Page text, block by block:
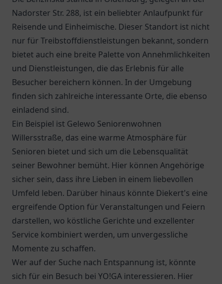
Nadorster Str. 288, ist ein beliebter Anlaufpunkt für
Reisende und Einheimische. Dieser Standort ist nicht
nur für Treibstoffdienstleistungen bekannt, sondern
bietet auch eine breite Palette von Annehmlichkeiten
und Dienstleistungen, die das Erlebnis für alle
Besucher bereichern können. In der Umgebung
finden sich zahlreiche interessante Orte, die ebenso
einladend sind.
Ein Beispiel ist Gelewo Seniorenwohnen
Willersstraße, das eine warme Atmosphäre für
Senioren bietet und sich um die Lebensqualität
seiner Bewohner bemüht. Hier können Angehörige
sicher sein, dass ihre Lieben in einem liebevollen
Umfeld leben. Darüber hinaus könnte Diekert's eine
ergreifende Option für Veranstaltungen und Feiern
darstellen, wo köstliche Gerichte und exzellenter
Service kombiniert werden, um unvergessliche
Momente zu schaffen.
Wer auf der Suche nach Entspannung ist, könnte
sich für ein Besuch bei YO!GA interessieren. Hier